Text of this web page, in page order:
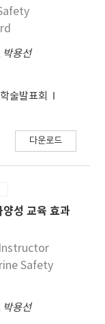
박용선
술발표회
다운로드
성 교육 효과
Safety
박용선